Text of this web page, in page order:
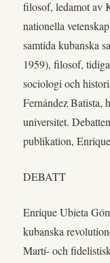
filosof, ledamot av
nationella
samtida kubanska
1959), filosof,
sociologi och
Fernández Batista,
universitet.
publikation,
DEBATT
Enrique Ubieta
kubanska
Martí- och